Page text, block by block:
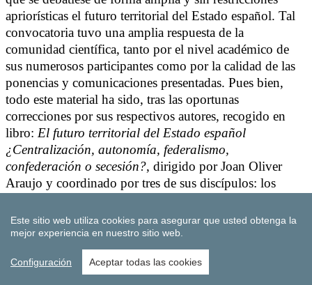
Este sitio web utiliza cookies para asegurar que usted obtenga la
mejor experiencia en nuestro sitio web.
Configuración Aceptar todas las cookies